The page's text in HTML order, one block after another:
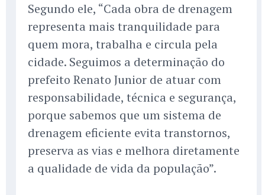
Segundo ele, “Cada obra de drenagem
representa mais tranquilidade para
quem mora, trabalha e circula pela
cidade. Seguimos a determinação do
prefeito Renato Junior de atuar com
responsabilidade, técnica e segurança,
porque sabemos que um sistema de
drenagem eficiente evita transtornos,
preserva as vias e melhora diretamente
a qualidade de vida da população”.